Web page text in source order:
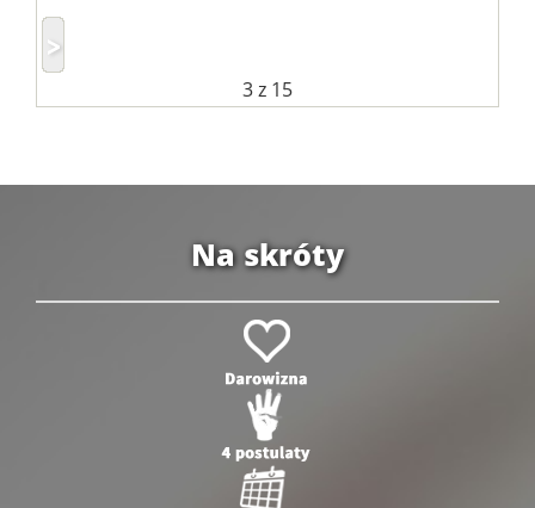
3z 15
Na skróty